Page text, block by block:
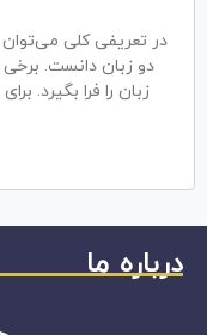
در تعریفی کلی
دو زبان دانست. برخی
زبان را فرا بگیرد.
درباره ما